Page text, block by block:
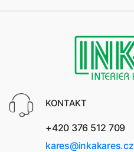
KONTAKT
+420 376 512 709
kares@inkakares.cz